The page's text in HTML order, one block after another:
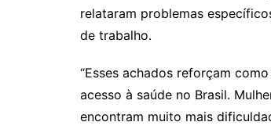
relataram problemas
de trabalho.
“Esses achados reforçam
acesso à saúde no Brasil.
encontram muito mais